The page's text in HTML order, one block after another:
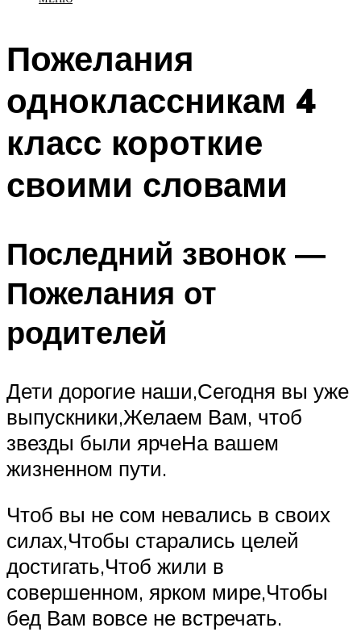
Пожелания
одноклассникам 4
класс короткие
своими словами
Последний звонок ―
Пожелания от
родителей
Дети дорогие наши,Сегодня вы уже
выпускники,Желаем Вам, чтоб
звезды были ярчеНа вашем
жизненном пути.
Чтоб вы не сом невались в своих
силах,Чтобы старались целей
достигать,Чтоб жили в
совершенном, ярком мире,Чтобы
бед Вам вовсе не встречать.